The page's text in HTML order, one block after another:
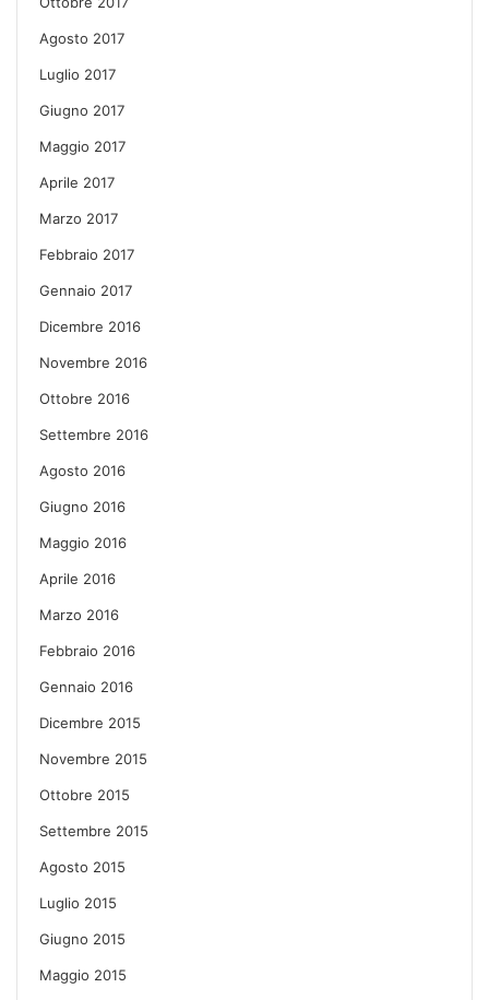
Agosto 2017
Luglio 2017
Giugno 2017
Maggio 2017
Aprile 2017
Marzo 2017
Febbraio 2017
Gennaio 2017
Dicembre 2016
Novembre 2016
Ottobre 2016
Settembre 2016
Agosto 2016
Giugno 2016
Maggio 2016
Aprile 2016
Marzo 2016
Febbraio 2016
Gennaio 2016
Dicembre 2015
Novembre 2015
Ottobre 2015
Settembre 2015
Agosto 2015
Luglio 2015
Giugno 2015
Maggio 2015